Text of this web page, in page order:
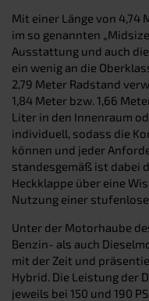
Mit einer Länge von 4,74
im so genannten
Ausstattung und auch
ein wenig an die
2,79 Meter Radstand
1,84 Meter bzw. 1,66
Liter in den Innenraum
individuell, sodass die
können und jeder
standesgemäß ist dabei
Heckklappe über eine
Nutzung einer
Unter der Motorhaube
Benzin- als auch
mit der Zeit und
Hybrid. Die Leistung der
jeweils bei 150 und 190